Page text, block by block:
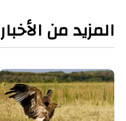
المزيد من الأخبار